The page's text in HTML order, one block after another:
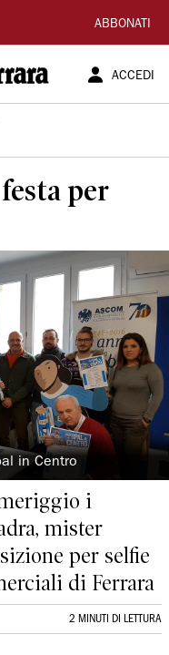
ABBONATI
ACCEDI
per
in Centro
i
mister
per selfie
di Ferrara
2 MINUTI DI LETTURA